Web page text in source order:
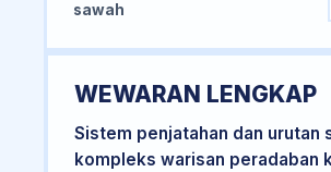
sawah
WEWARAN LENGKAP
Sistem penjatahan dan urutan
kompleks warisan peradaban